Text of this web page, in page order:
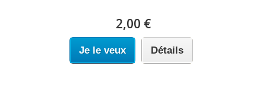
2,00 €
Je le veux Détails